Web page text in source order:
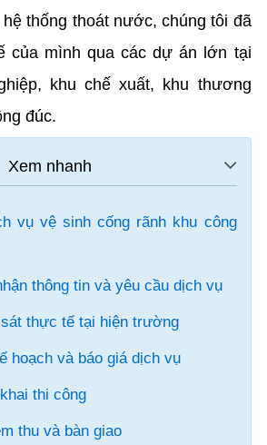
thống thoát nước, chúng tôi đã
của mình qua các dự án lớn tại
khu chế xuất, khu thương
đúc.
vụ vệ sinh cống rãnh khu công
thông tin và yêu cầu dịch vụ
thực tế tại hiện trường
hoạch và báo giá dịch vụ
thi công
thu và bàn giao